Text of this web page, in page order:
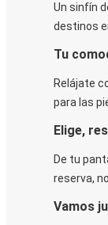
Un sinfín
destinos
Tu
Relájate
para las
Elige,
De tu
reserva,
Vamos